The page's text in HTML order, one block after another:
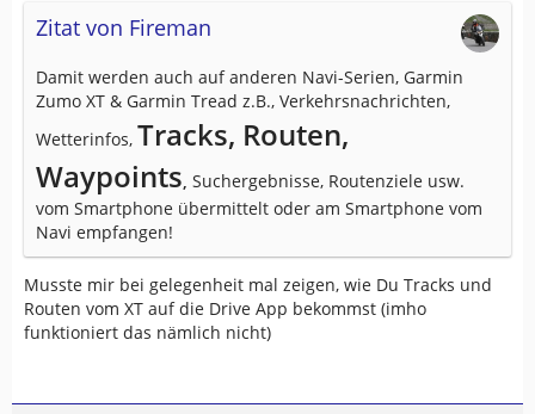
Zitat von Fireman
Damit werden auch auf anderen Navi-Serien, Garmin
Zumo XT & Garmin Tread z.B., Verkehrsnachrichten,
Wetterinfos, Tracks, Routen,
Waypoints, Suchergebnisse, Routenziele usw.
vom Smartphone übermittelt oder am Smartphone vom
Navi empfangen!
Musste mir bei gelegenheit mal zeigen, wie Du Tracks und
Routen vom XT auf die Drive App bekommst (imho
funktioniert das nämlich nicht)